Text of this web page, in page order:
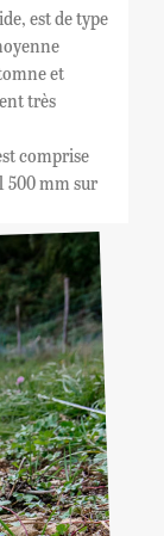
est de type
et
très
comprise
500 mm sur